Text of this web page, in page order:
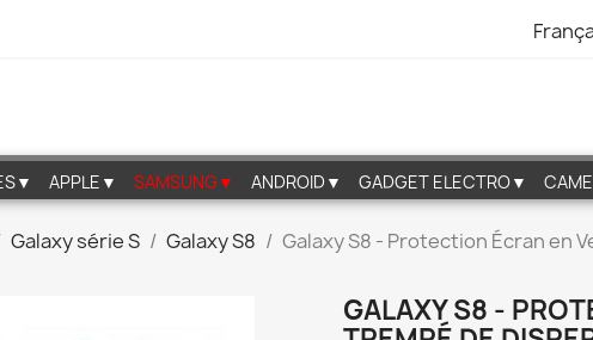
APPLE▼ SAMSUNG▼ ANDROID▼ GADGET ELECTRO▼
Galaxy série S Galaxy S8
Galaxy S8 - Protection Écran en
GALAXY S8 -